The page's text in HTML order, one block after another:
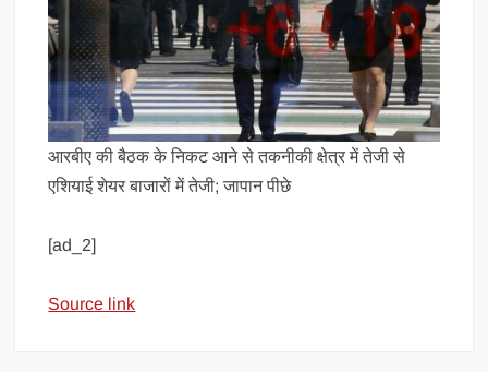
आरबीए की बैठक के निकट आने से तकनीकी क्षेत्र में तेजी से
एशियाई शेयर बाजारों में तेजी; जापान पीछे
[ad_2]
Source link